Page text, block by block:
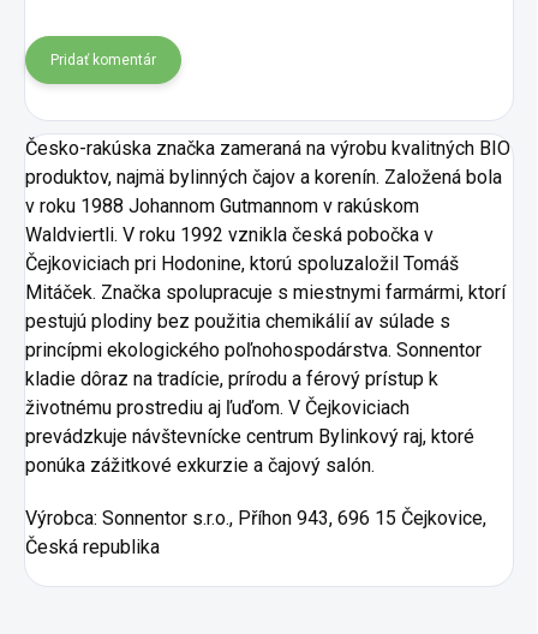
Pridať komentár
Česko-rakúska značka zameraná na výrobu kvalitných BIO
produktov, najmä bylinných čajov a korenín. Založená bola
v roku 1988 Johannom Gutmannom v rakúskom
Waldviertli. V roku 1992 vznikla česká pobočka v
Čejkoviciach pri Hodonine, ktorú spoluzaložil Tomáš
Mitáček. Značka spolupracuje s miestnymi farmármi, ktorí
pestujú plodiny bez použitia chemikálií av súlade s
princípmi ekologického poľnohospodárstva. Sonnentor
kladie dôraz na tradície, prírodu a férový prístup k
životnému prostrediu aj ľuďom. V Čejkoviciach
prevádzkuje návštevnícke centrum Bylinkový raj, ktoré
ponúka zážitkové exkurzie a čajový salón.
Výrobca: Sonnentor s.r.o., Příhon 943, 696 15 Čejkovice,
Česká republika